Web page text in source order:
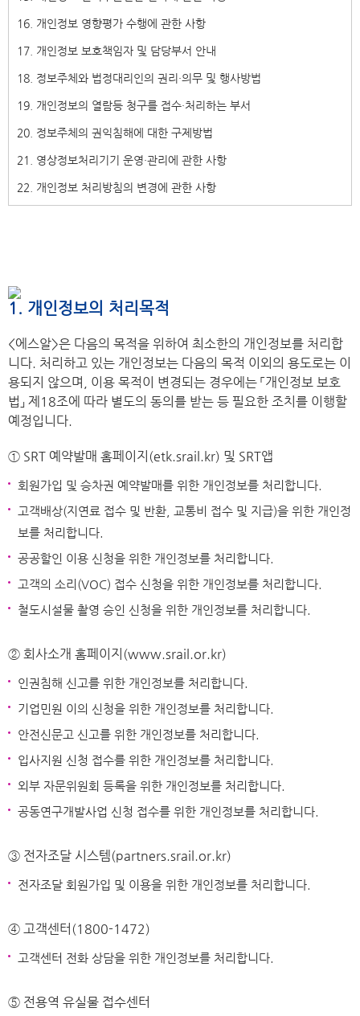
16. 개인정보 영향평가 수행에 관한 사항
17. 개인정보 보호책임자 및 담당부서 안내
18. 정보주체와 법정대리인의 권리・의무 및 행사방법
19. 개인정보의 열람등 청구를 접수・처리하는 부서
20. 정보주체의 권익침해에 대한 구제방법
21. 영상정보처리기기 운영・관리에 관한 사항
22. 개인정보 처리방침의 변경에 관한 사항
1. 개인정보의 처리목적
<에스알>은 다음의 목적을 위하여 최소한의 개인정보를 처리합
니다. 처리하고 있는 개인정보는 다음의 목적 이외의 용도로는 이
용되지 않으며, 이용 목적이 변경되는 경우에는 「개인정보 보호
법」 제18조에 따라 별도의 동의를 받는 등 필요한 조치를 이행할
예정입니다.
① SRT 예약발매 홈페이지(etk.srail.kr) 및 SRT앱
회원가입 및 승차권 예약발매를 위한 개인정보를 처리합니다.
고객배상(지연료 접수 및 반환, 교통비 접수 및 지급)을 위한 개인정
보를 처리합니다.
공공할인 이용 신청을 위한 개인정보를 처리합니다.
고객의 소리(VOC) 접수 신청을 위한 개인정보를 처리합니다.
철도시설물 촬영 승인 신청을 위한 개인정보를 처리합니다.
② 회사소개 홈페이지(www.srail.or.kr)
인권침해 신고를 위한 개인정보를 처리합니다.
기업민원 이의 신청을 위한 개인정보를 처리합니다.
안전신문고 신고를 위한 개인정보를 처리합니다.
입사지원 신청 접수를 위한 개인정보를 처리합니다.
외부 자문위원회 등록을 위한 개인정보를 처리합니다.
공동연구개발사업 신청 접수를 위한 개인정보를 처리합니다.
③ 전자조달 시스템(partners.srail.or.kr)
전자조달 회원가입 및 이용을 위한 개인정보를 처리합니다.
④ 고객센터(1800-1472)
고객센터 전화 상담을 위한 개인정보를 처리합니다.
⑤ 전용역 유실물 접수센터